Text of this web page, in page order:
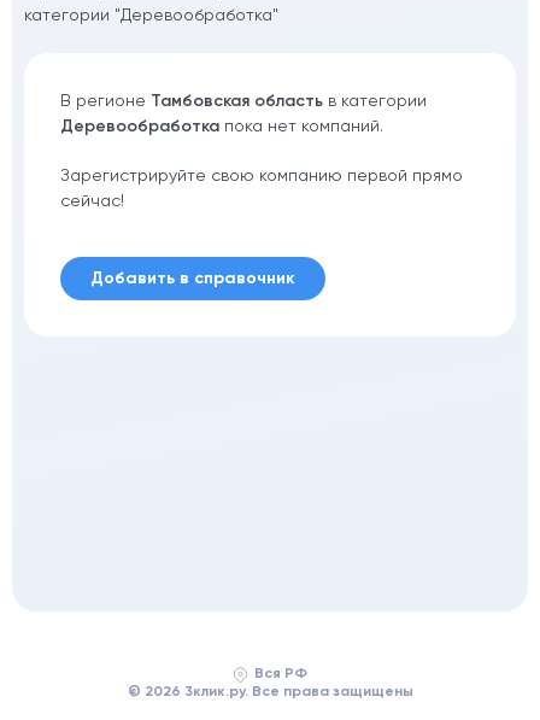
категории "Деревообработка"
В регионе Тамбовская область в категории
Деревообработка пока нет компаний.
Зарегистрируйте свою компанию первой прямо
сейчас!
Добавить в справочник
Вся РФ
© 2026 3клик.ру. Все права защищены